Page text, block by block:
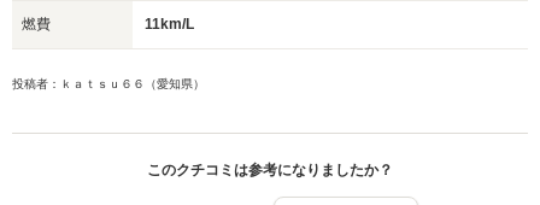
燃費 11km/L
投稿者：ｋａｔｓｕ６６（愛知県）
このクチコミは参考になりましたか？